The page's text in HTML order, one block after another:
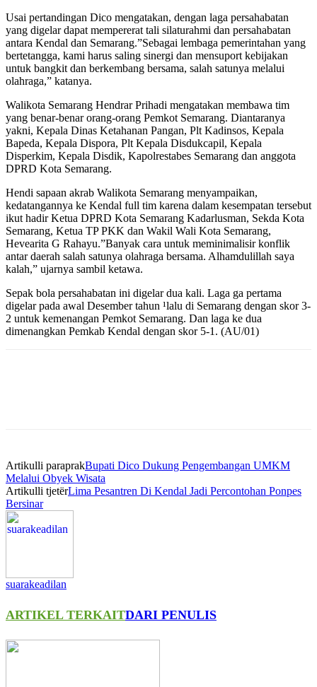
Usai pertandingan Dico mengatakan, dengan laga persahabatan
yang digelar dapat mempererat tali silaturahmi dan persahabatan
antara Kendal dan Semarang.”Sebagai lembaga pemerintahan yang
bertetangga, kami harus saling sinergi dan mensuport kebijakan
untuk bangkit dan berkembang bersama, salah satunya melalui
olahraga,” katanya.
Walikota Semarang Hendrar Prihadi mengatakan membawa tim
yang benar-benar orang-orang Pemkot Semarang. Diantaranya
yakni, Kepala Dinas Ketahanan Pangan, Plt Kadinsos, Kepala
Bapeda, Kepala Dispora, Plt Kepala Disdukcapil, Kepala
Disperkim, Kepala Disdik, Kapolrestabes Semarang dan anggota
DPRD Kota Semarang.
Hendi sapaan akrab Walikota Semarang menyampaikan,
kedatangannya ke Kendal full tim karena dalam kesempatan tersebut
ikut hadir Ketua DPRD Kota Semarang Kadarlusman, Sekda Kota
Semarang, Ketua TP PKK dan Wakil Wali Kota Semarang,
Hevearita G Rahayu.”Banyak cara untuk meminimalisir konflik
antar daerah salah satunya olahraga bersama. Alhamdulillah saya
kalah,” ujarnya sambil ketawa.
Sepak bola persahabatan ini digelar dua kali. Laga ga pertama
digelar pada awal Desember tahun ¹lalu di Semarang dengan skor 3-
2 untuk kemenangan Pemkot Semarang. Dan laga ke dua
dimenangkan Pemkab Kendal dengan skor 5-1. (AU/01)
Artikulli paraprakBupati Dico Dukung Pengembangan UMKM
Melalui Obyek Wisata
Artikulli tjetërLima Pesantren Di Kendal Jadi Percontohan Ponpes
Bersinar
suarakeadilan
ARTIKEL TERKAITDARI PENULIS